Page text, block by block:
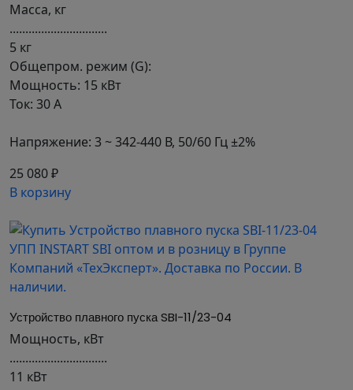
Масса, кг
...............................
5 кг
Общепром. режим (G):
Мощность: 15 кВт
Ток: 30 А
Напряжение: 3 ~ 342-440 В, 50/60 Гц ±2%
25 080 ₽
В корзину
Устройство плавного пуска SBI-11/23-04
Мощность, кВт
...............................
11 кВт